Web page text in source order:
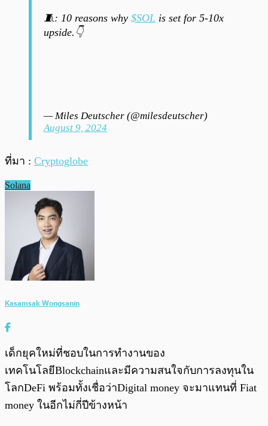
🧵: 10 reasons why $SOL is set for 5-10x
upside.👇
— Miles Deutscher (@milesdeutscher)
August 9, 2024
ที่มา : Cryptoglobe
Solana
Kasamsak Wongsanin
เด็กยุคใหม่ที่ชอบในการทำงานของ
เทคโนโลยีBlockchainและมีความสนใจกับการลงทุนใน
โลกDeFi พร้อมทั้งเชื่อว่าDigital money จะมาแทนที่ Fiat
money ในอีกไม่กี่ปีข้างหน้า